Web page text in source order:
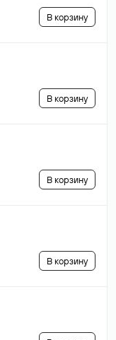
В корзину
В корзину
В корзину
В корзину